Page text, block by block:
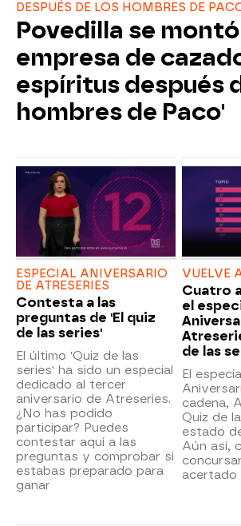
DESPUÉS DE LOS HOMBRES DE
Povedilla se
empresa de
espíritus después
hombres de Paco'
ESPECIAL ANIVERSARIO
DE ATRESERIES
Contesta a las
preguntas de 'El quiz
de las series'
El último 'Quiz de las
series' ha sido un especial
dedicado al tercer
aniversario de Atreseries.
¿No has podido
participar? Puedes
contestar aquí a las
preguntas y comprobar si
estabas preparado para
ganar
VUELVE
Cuatro
el
de las
El
cadena,
Quiz de
estado
Aún así,
acertado